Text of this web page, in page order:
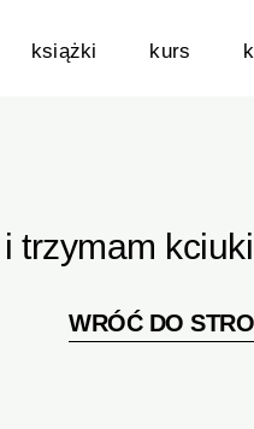
książki kurs
trzymam
WRÓĆ DO